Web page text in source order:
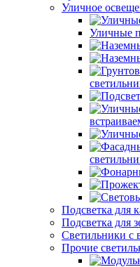
Уличное
Уличные
Подсветка для
Подсветка для
Светильники с
Прочие